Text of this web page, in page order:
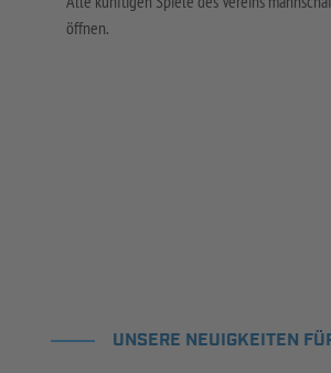
öffnen.
UNSERE NEUIGKEITEN